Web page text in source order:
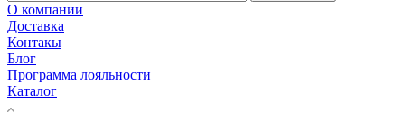
О компании
Доставка
Контакы
Блог
Программа лояльности
Каталог